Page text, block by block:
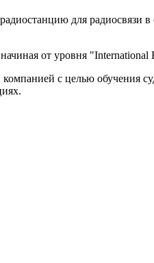
для радиосвязи
от уровня "International
с целью обучения